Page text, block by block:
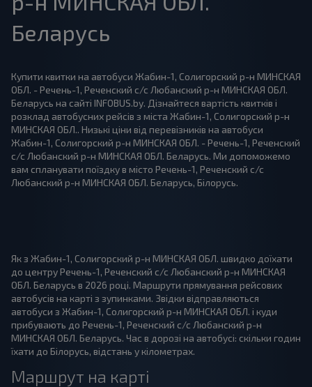
Беларусь
Купити квитки на автобуси Жабин-1, Солигорский р-н МИНСКАЯ
ОБЛ. - Речень-1, Реченский с/с Любанский р-н МИНСКАЯ ОБЛ.
Беларусь на сайті INFOBUS.by. Дізнайтеся вартість квитків і
розклад автобусних рейсів з міста Жабин-1, Солигорский р-н
МИНСКАЯ ОБЛ.. Низькі ціни від перевізників на автобуси
Жабин-1, Солигорский р-н МИНСКАЯ ОБЛ. - Речень-1, Реченский
с/с Любанский р-н МИНСКАЯ ОБЛ. Беларусь. Ми допоможемо
вам спланувати поїздку в місто Речень-1, Реченский с/с
Любанский р-н МИНСКАЯ ОБЛ. Беларусь, Білорусь.
Як з Жабин-1, Солигорский р-н МИНСКАЯ ОБЛ. швидко доїхати
до центру Речень-1, Реченский с/с Любанский р-н МИНСКАЯ
ОБЛ. Беларусь в 2026 році. Маршрути прямування рейсових
автобусів на карті з зупинками. Звідки відправляються
автобуси з Жабин-1, Солигорский р-н МИНСКАЯ ОБЛ. і куди
прибувають до Речень-1, Реченский с/с Любанский р-н
МИНСКАЯ ОБЛ. Беларусь. Час в дорозі на автобусі: скільки годин
їхати до Білорусь, відстань у кілометрах.
Маршрут на карті